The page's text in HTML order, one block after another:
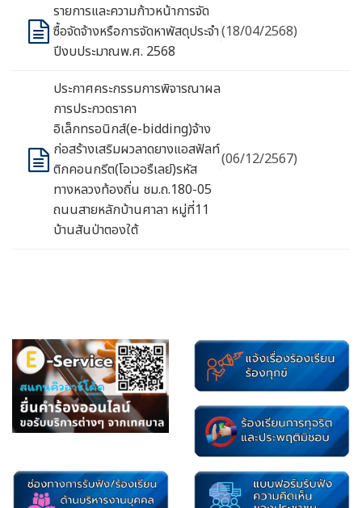
รายการและความก้าวหน้าการจัด
ซื้อจัดจ้างหรือการจัดหาพัสดุประจำ
ปีงบประมาณพ.ศ. 2568
(18/04/2568)
ประกาศคระกรรมการพิจารณาผล
การประกวดราคา
อิเล็กทรอนิกส์(e-bidding)จ้าง
ก่อสร้างเสริมผวลาดยางแอสฟัลท์
ติกคอนกรีต(โอเวอรืเลย์)รหัส
ทางหลวงท้องถิ่น ชม.ถ.180-05
ถนนสายหลักบ้านศาลา หมู่ที่11
บ้านสันป่าตองใต้
(06/12/2567)